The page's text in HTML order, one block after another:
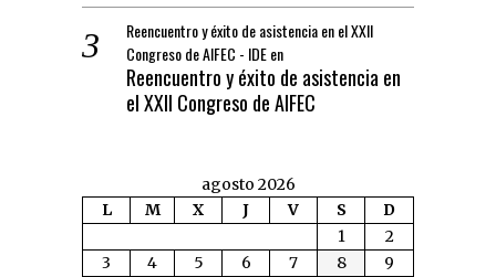
Reencuentro y éxito de asistencia en el XXII
Congreso de AIFEC - IDEen
Reencuentro y éxito de asistencia en
el XXII Congreso de AIFEC
agosto 2026
L
M X J V S
D
1
2
3
4 5 6 7 8
9